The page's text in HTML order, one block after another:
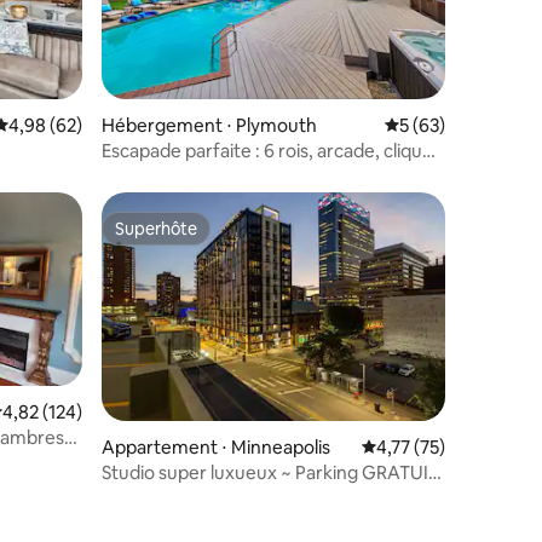
: 4,75 sur 5
moyenne sur la base de 62 commentaires : 4,98 sur 5
4,98 (62)
Hébergement ⋅ Plymouth Évaluation
5 (63)
Escapade parfaite : 6 rois, arcade, cliquez
: 4,78 sur 5
moyenne sur la base de 124 commentaires : 4,82 sur 5
4,82 (124)
Superhôte
Superhôte
Appartement ⋅ Minneapolis Évaluation moyenne
4,77 (75)
Studio super luxueux ~ Parking GRATUIT